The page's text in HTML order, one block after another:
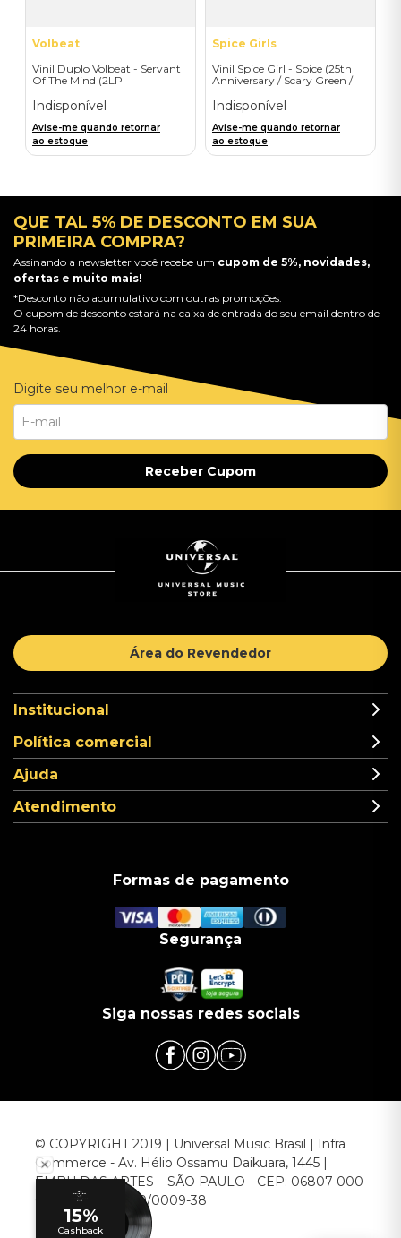
Volbeat
Vinil Duplo Volbeat - Servant
Of The Mind (2LP
Importado
Indisponível
Avise-me quando retornar
ao estoque
Spice Girls
Vinil Spice Girl - Spice (25th
Anniversary / Scary Green /
Indisponível
Avise-me quando retornar
ao estoque
QUE TAL 5% DE DESCONTO EM SUA
PRIMEIRA COMPRA?
Assinando a newsletter você recebe um cupom de 5%, novidades,
ofertas e muito mais!
*Desconto não acumulativo com outras promoções.
O cupom de desconto estará na caixa de entrada do seu email dentro de
24 horas.
Digite seu melhor e-mail
Receber Cupom
Área do Revendedor
Institucional
Política comercial
Ajuda
Atendimento
Formas de pagamento
Segurança
Siga nossas redes sociais
© COPYRIGHT 2019 | Universal Music Brasil | Infra
Commerce - Av. Hélio Ossamu Daikuara, 1445 |
EMBU DAS ARTES – SÃO PAULO - CEP: 06807-000
CNPJ: 00.952.789/0009-38